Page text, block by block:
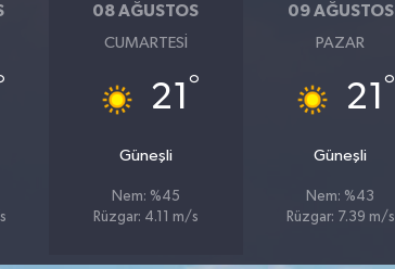
08 AĞUSTOS
CUMARTESI
21 °
Güneşli
Nem: %45
Rüzgar: 4.11 m/s
09 AĞUSTOS
PAZAR
21 °
Güneşli
Nem: %43
Rüzgar: 7.39 m/s